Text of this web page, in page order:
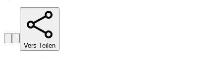
Vers Teilen